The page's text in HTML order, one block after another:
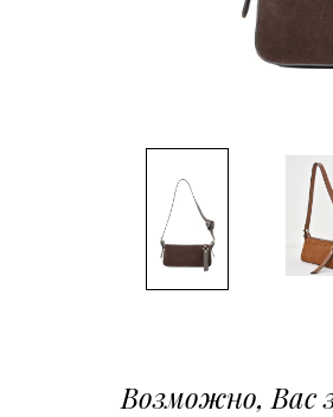
Возможно, Вас